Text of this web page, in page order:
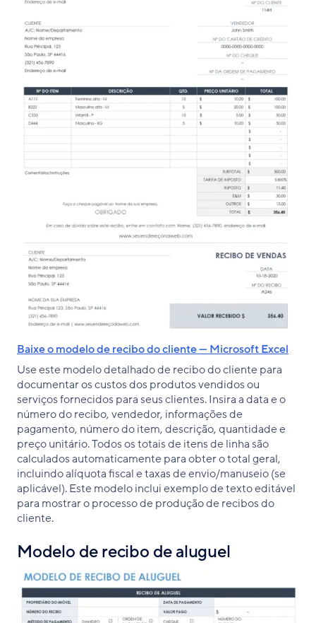
Baixe o modelo de recibo do cliente — Microsoft Excel
Use este modelo detalhado de recibo do cliente para
documentar os custos dos produtos vendidos ou
serviços fornecidos para seus clientes. Insira a data e o
número do recibo, vendedor, informações de
pagamento, número do item, descrição, quantidade e
preço unitário. Todos os totais de itens de linha são
calculados automaticamente para obter o total geral,
incluindo alíquota fiscal e taxas de envio/manuseio (se
aplicável). Este modelo inclui exemplo de texto editável
para mostrar o processo de produção de recibos do
cliente.
Modelo de recibo de aluguel